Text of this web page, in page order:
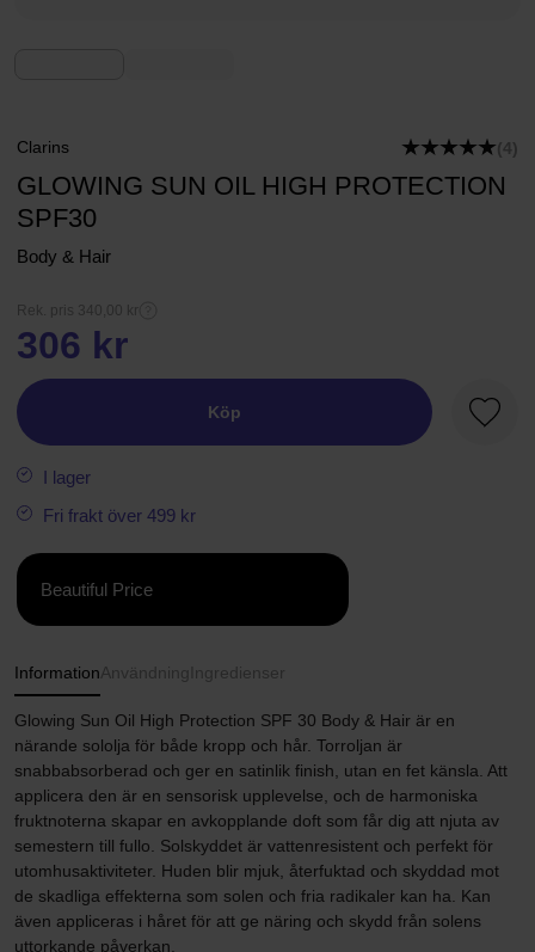
Clarins (4)
GLOWING SUN OIL HIGH PROTECTION
SPF30
Body & Hair
Rek. pris 340,00 kr
306 kr
Köp
I lager
Fri frakt över 499 kr
Beautiful Price
InformationAnvändning Ingredienser
Glowing Sun Oil High Protection SPF 30 Body & Hair är en
närande sololja för både kropp och hår. Torroljan är
snabbabsorberad och ger en satinlik finish, utan en fet känsla. Att
applicera den är en sensorisk upplevelse, och de harmoniska
fruktnoterna skapar en avkopplande doft som får dig att njuta av
semestern till fullo. Solskyddet är vattenresistent och perfekt för
utomhusaktiviteter. Huden blir mjuk, återfuktad och skyddad mot
de skadliga effekterna som solen och fria radikaler kan ha. Kan
även appliceras i håret för att ge näring och skydd från solens
uttorkande påverkan.